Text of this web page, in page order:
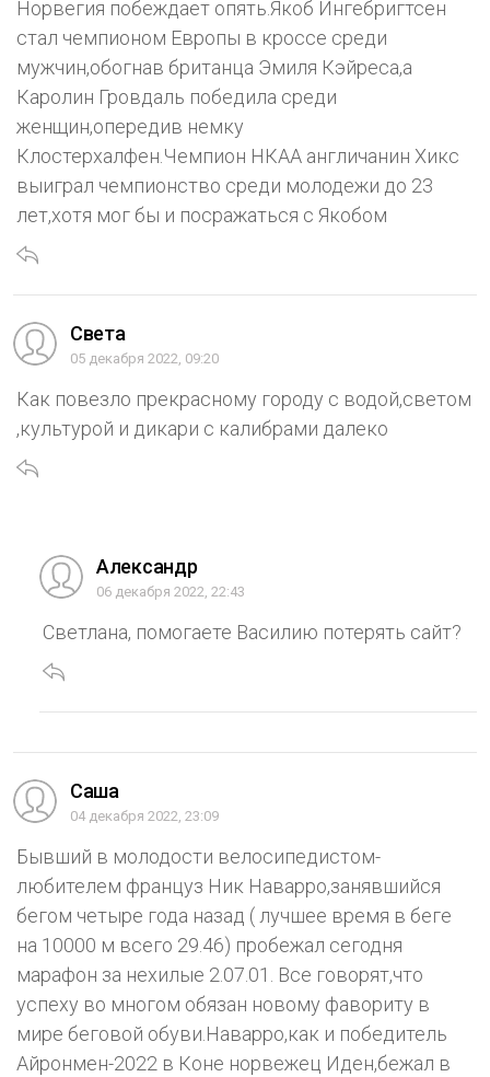
Норвегия побеждает опять.Якоб Ингебригтсен
стал чемпионом Европы в кроссе среди
мужчин,обогнав британца Эмиля Кэйреса,а
Каролин Гровдаль победила среди
женщин,опередив немку
Клостерхалфен.Чемпион НКАА англичанин Хикс
выиграл чемпионство среди молодежи до 23
лет,хотя мог бы и посражаться с Якобом
Света
05 декабря 2022, 09:20
Как повезло прекрасному городу с водой,светом
,культурой и дикари с калибрами далеко
Александр
06 декабря 2022, 22:43
Светлана, помогаете Василию потерять сайт?
Саша
04 декабря 2022, 23:09
Бывший в молодости велосипедистом-
любителем француз Ник Наварро,занявшийся
бегом четыре года назад ( лучшее время в беге
на 10000 м всего 29.46) пробежал сегодня
марафон за нехилые 2.07.01. Все говорят,что
успеху во многом обязан новому фавориту в
мире беговой обуви.Наварро,как и победитель
Айронмен-2022 в Коне норвежец Иден,бежал в